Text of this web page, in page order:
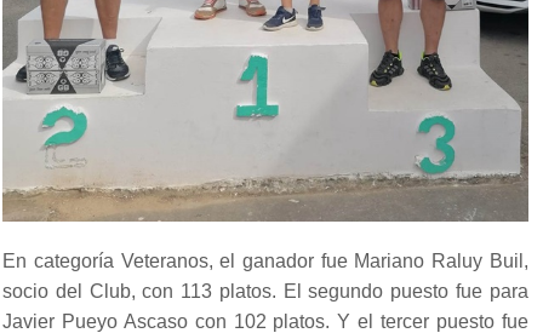
En categoría Veteranos, el ganador fue Mariano Raluy Buil,
socio del Club, con 113 platos. El segundo puesto fue para
Javier Pueyo Ascaso con 102 platos. Y el tercer puesto fue